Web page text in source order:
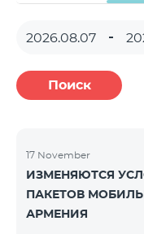
Поиск
17 November
ИЗМЕНЯЮТСЯ
ПАКЕТОВ
АРМЕНИЯ